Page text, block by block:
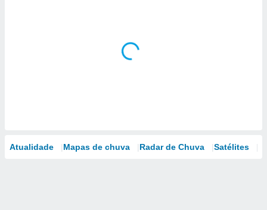
Atualidade Mapas de chuva Radar de Chuva Satélites